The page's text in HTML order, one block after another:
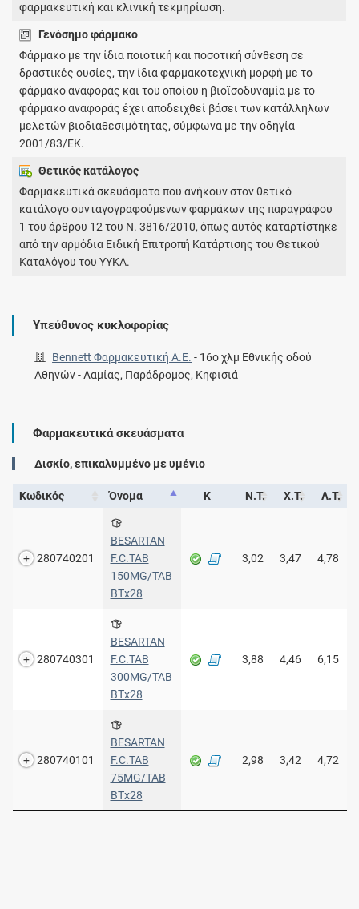
φαρμακευτική και κλινική τεκμηρίωση.
Γενόσημο φάρμακο
Φάρμακο με την ίδια ποιοτική και ποσοτική σύνθεση σε
δραστικές ουσίες, την ίδια φαρμακοτεχνική μορφή με το
φάρμακο αναφοράς και του οποίου η βιοϊσοδυναμία με το
φάρμακο αναφοράς έχει αποδειχθεί βάσει των κατάλληλων
μελετών βιοδιαθεσιμότητας, σύμφωνα με την οδηγία
2001/83/ΕΚ.
Θετικός κατάλογος
Φαρμακευτικά σκευάσματα που ανήκουν στον θετικό
κατάλογο συνταγογραφούμενων φαρμάκων της παραγράφου
1 του άρθρου 12 του Ν. 3816/2010, όπως αυτός καταρτίστηκε
από την αρμόδια Ειδική Επιτροπή Κατάρτισης του Θετικού
Καταλόγου του ΥΥΚΑ.
Υπεύθυνος κυκλοφορίας
Bennett Φαρμακευτική A.E. - 16o χλμ Εθνικής οδού
Αθηνών - Λαμίας, Παράδρομος, Κηφισιά
Φαρμακευτικά σκευάσματα
Δισκίο, επικαλυμμένο με υμένιο
Κωδικός Όνομα Κ Ν.Τ. Χ.Τ. Λ.Τ.
280740201
BESARTAN
F.C.TAB
150MG/TAB
ΒΤx28
3,02 3,47 4,78
280740301
BESARTAN
F.C.TAB
300MG/TAB
ΒΤx28
3,88 4,46 6,15
280740101
BESARTAN
F.C.TAB
75MG/TAB
ΒΤx28
2,98 3,42 4,72